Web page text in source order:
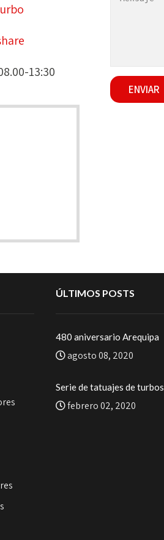
13:30
ÚLTIMOS POSTS
480 aniversario Arequipa
agosto 08, 2020
Serie de tatuajes de turbos
febrero 02, 2020